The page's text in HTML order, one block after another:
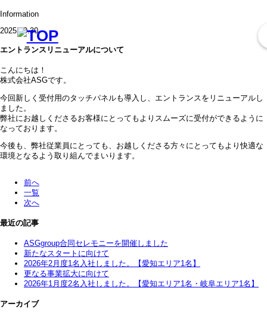
nformation
2025.09.30
エントランスリニューアルについて
こんにちは！
株式会社ASGです。
今回新しく受付用のタッチパネルも導入し、エントランスをリニューアルし
ました。
弊社にお越しくださるお客様にとってもよりスムーズに受付ができるように
なっております。
今後も、弊社従業員にとっても、お越しくださる方々にとってもより快適な
環境となるよう取り組んでまいります。
前へ
一覧
次へ
最近の記事
ASGgroup合同セレモニーを開催しました
新たなスタートに向けて
2026年2月度1名入社しました。【愛知エリア1名】
更なる事業拡大に向けて
2026年1月度2名入社しました。【愛知エリア1名・岐阜エリア1名】
アーカイブ